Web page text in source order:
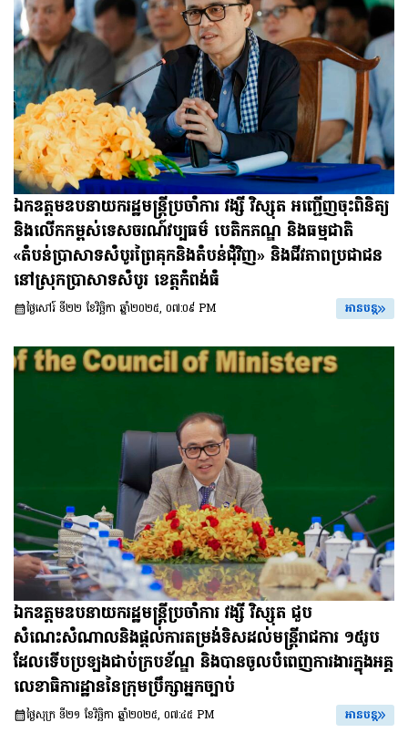
ឯកឧត្តមឧបនាយករដ្ឋមន្ត្រីប្រចាំការ វង្សី វិស្សុត អញ្ជើញចុះពិនិត្យ
និងលើកកម្ពស់ទេសចរណ៍វប្បធម៌ បេតិកភណ្ឌ និងធម្មជាតិ
«តំបន់ប្រាសាទសំបូរព្រៃគុកនិងតំបន់ជុំវិញ» និងជីវភាពប្រជាជន
នៅស្រុកប្រាសាទសំបូរ ខេត្តកំពង់ធំ
ថ្ងៃសៅរ៍ ទី២២ ខែវិច្ឆិកា ឆ្នាំ២០២៥, ០៧:០៩ PM អានបន្ត
ឯកឧត្តមឧបនាយករដ្ឋមន្រ្តីប្រចាំការ វង្សី វិស្សុត ជួប
សំណេះសំណាលនិងផ្តល់ការតម្រង់ទិសដល់មន្រ្តីរាជការ ១៥រូប
ដែលទើបប្រឡងជាប់ក្របខ័ណ្ឌ និងបានចូលបំពេញការងារក្នុងអគ្គ
លេខាធិការដ្ឋាននៃក្រុមប្រឹក្សាអ្នកច្បាប់
ថ្ងៃសុក្រ ទី២១ ខែវិច្ឆិកា ឆ្នាំ២០២៥, ០៧:៤៥ PM អានបន្ត